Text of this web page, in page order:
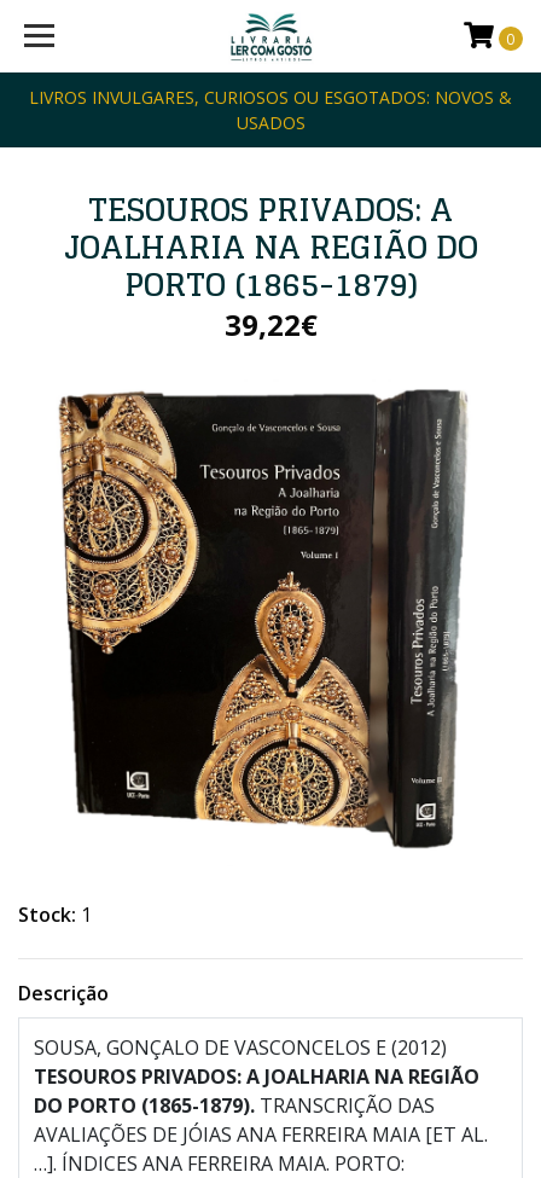
LIVROS INVULGARES, CURIOSOS OU ESGOTADOS: NOVOS &
USADOS
0
TESOUROS PRIVADOS: A
JOALHARIA NA REGIÃO DO
PORTO (1865-1879)
39,22€
Stock: 1
Descrição
SOUSA, GONÇALO DE VASCONCELOS E (2012)
TESOUROS PRIVADOS:A JOALHARIA NA REGIÃO
DO PORTO (1865-1879). TRANSCRIÇÃO DAS
AVALIAÇÕES DE JÓIAS ANA FERREIRA MAIA [ET AL.
…]. ÍNDICES ANA FERREIRA MAIA. PORTO: